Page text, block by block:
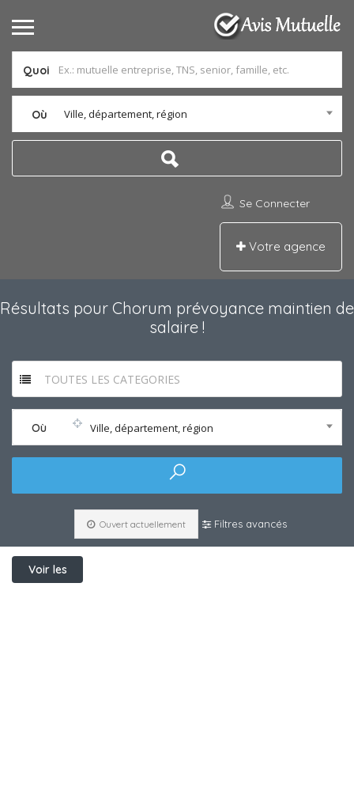
Quoi
Où Ville, département, région
Se Connecter
Votre agence
Résultats pour Chorum prévoyance maintien de
salaire !
TOUTES LES CATEGORIES
Où Ville, département, région
Ouvert actuellement Filtres avancés
Voir les